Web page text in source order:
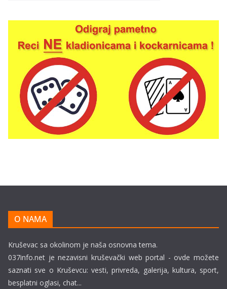
O NAMA
Kruševac sa okolinom je naša osnovna tema.
037info.net je nezavisni kruševački web portal - ovde možete
saznati sve o Kruševcu: vesti, privreda, galerija, kultura, sport,
besplatni oglasi, chat...